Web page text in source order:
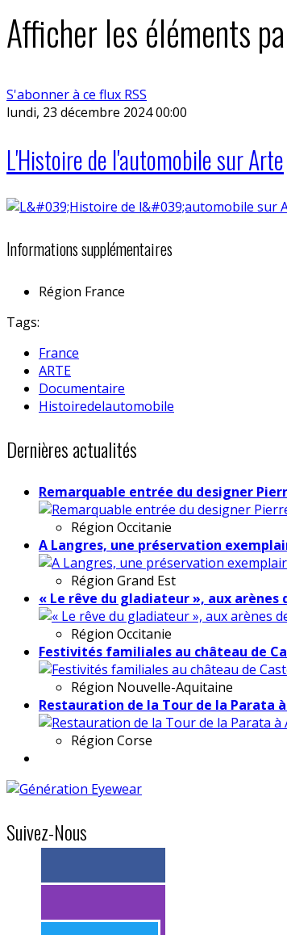
Afficher les éléments
S'abonner à ce flux RSS
lundi, 23 décembre 2024 00:00
L'Histoire de l'automobile sur Arte
Informations supplémentaires
Région France
Tags:
France
ARTE
Documentaire
Histoiredelautomobile
Dernières actualités
Remarquable entrée du designer
Région Occitanie
A Langres, une préservation
Région Grand Est
« Le rêve du gladiateur », aux arènes
Région Occitanie
Festivités familiales au château de
Région Nouvelle-Aquitaine
Restauration de la Tour de la Parata
Région Corse
Suivez-Nous
> 11k abonnés
> 11k abonnés